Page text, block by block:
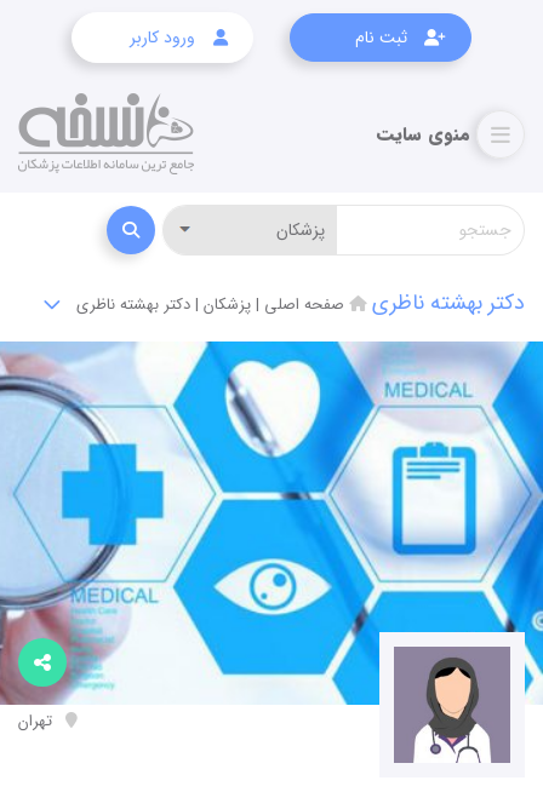
ثبت نام ورود کاربر
دکتر بهشته ناظری صفحه اصلی |پزشکان |دکتر بهشته ناظری
تهران